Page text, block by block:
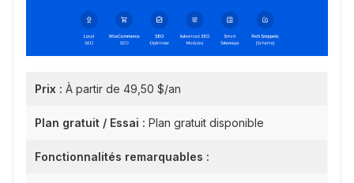
Prix : À partir de 49,50 $/an
Plan gratuit / Essai : Plan gratuit disponible
Fonctionnalités remarquables :